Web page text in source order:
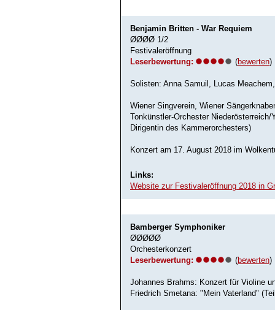
Benjamin Britten - War Requiem
ØØØØ 1/2
Festivaleröffnung
Leserbewertung: (bewerten)
Solisten: Anna Samuil, Lucas
Wiener Singverein, Wiener
Tonkünstler-Orchester
Dirigentin des Kammerorchesters)
Konzert am 17. August 2018 im
Links:
Website zur Festivaleröffnung 2018 in
Bamberger Symphoniker
ØØØØØ
Orchesterkonzert
Leserbewertung: (bewerten)
Johannes Brahms: Konzert für Violine
Friedrich Smetana: "Mein Vaterland"